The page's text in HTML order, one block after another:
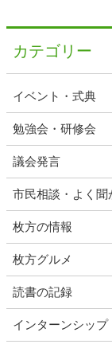
カテゴリー
イベント・式典
勉強会・研修会
議会発言
市民相談・よく聞
枚方の情報
枚方グルメ
読書の記録
インターンシップ